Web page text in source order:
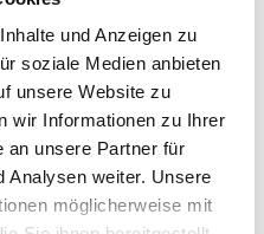
und Anzeigen zu
soziale Medien anbieten
unsere Website zu
wir Informationen zu Ihrer
an unsere Partner für
Analysen weiter. Unsere
möglicherweise mit